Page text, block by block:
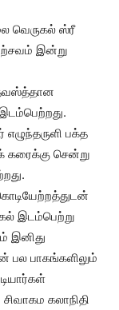
வெருகல் ஸ்ரீ
இன்று
எழுந்தருளி பக்த
சென்று
இடம்பெற்று
இனிது
பல பாகங்களிலும்
கலாநிதி